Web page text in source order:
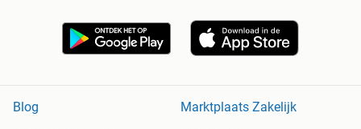
Blog
Marktplaats Zakelijk